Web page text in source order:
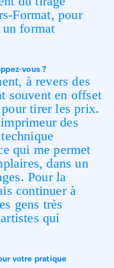
Format, pour
format
vous ?
à revers des
souvent en offset
tirer les prix.
des
qui me permet
dans un
Pour la
continuer à
gens très
qui
votre pratique